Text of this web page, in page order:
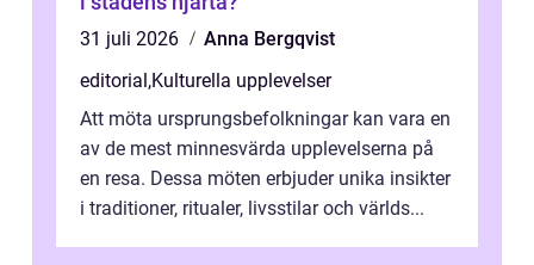
31 juli 2026
Anna Bergqvist
editorial,Kulturella upplevelser
Att möta ursprungsbefolkningar kan vara en
av de mest minnesvärda upplevelserna på
en resa. Dessa möten erbjuder unika insikter
i traditioner, ritualer, livsstilar och världs...